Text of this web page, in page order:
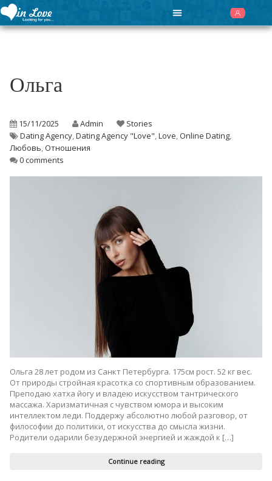
Ольга
15/11/2025 Admin
Stories
Dating Agency,Dating Agency "Love",Love,Online Dating,
Любовь,Отношения
0 comments
Ольга 28 лет родом из Санкт Петербурга. 175см рост. 52 кг вес.
От природы стройная красотка со спортивным образованием.
Преподаю хатха йогу и владею искусством тантрического
массажа. Харизматичная с чувством юмора и высоким
интеллектом леди. Поддержу абсолютно любой разговор, от
философии до политики, от искусства до смысла жизни.
Родители одарили безудержной энергией и жаждой к […]
Continue reading